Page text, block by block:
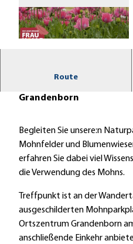
Route
Grandenborn
Begleiten Sie unsere:n
Mohnfelder und
erfahren Sie dabei viel
die Verwendung des Mohns.
Treffpunkt ist an der
ausgeschilderten
Ortszentrum Grandenborn
anschließende Einkehr